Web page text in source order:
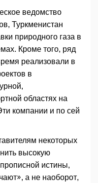
ведомство
Туркменистан
природного газа в
Кроме того, ряд
реализовали в
в
областях на
компании и по сей
некоторых
высокую
истины,
а не наоборот,